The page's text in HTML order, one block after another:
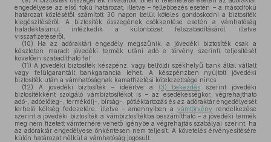
engedélyese az első fokú határozat, illetve – fellebbezés esetén – a másodfokú
határozat közlésétől számított 30 napon belül köteles gondoskodni a biztosíték
kiegészítéséről. A biztosíték összegének csökkentése esetén a vámhatóság
haladéktalanul intézkedik a különbözet felszabadításáról, illetve
visszafizetéséről.
(10) Ha az adóraktári engedély megszűnik, a jövedéki biztosíték csak a
készleten maradt jövedéki termék utáni adó e törvény szerinti teljesítését
követően szabadítható fel.
(11) A jövedéki biztosíték készpénz, vagy belföldi székhelyű bank által vállalt
vagy felülgarantált bankgarancia lehet. A készpénzben nyújtott jövedéki
biztosíték után a vámhatóságnak kamatfizetési kötelezettsége nincs.
(12) A jövedéki biztosíték – ideértve a (3) bekezdés szerint jövedéki
biztosítékként szolgáló vámbiztosítékot is – az esedékességkor, végrehajtható
adó-, adóelőleg-, termékdíj-, bírság-, pótléktartozás és az adóraktár engedélyesét
terhelő költség fedezetére, illetve – amennyiben avámtörvény rendelkezése
szerint a jövedéki biztosíték a vámbiztosítékba beszámítható – a jövedéki termék
meg nem fizetett vámterhére vehető igénybe a végrehajtás szabályai szerint, ha
az adóraktár engedélyese önkéntesen nem teljesít. A követelés érvényesítésére
külön határozat nélkül a vámhatóság jogosult.